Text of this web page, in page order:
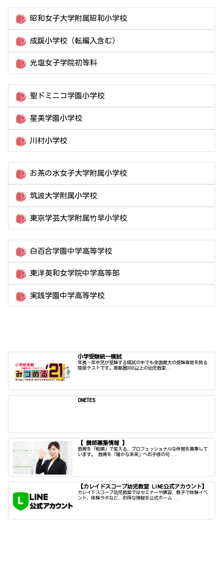
昭和女子大学附属昭和小学校
成蹊小学校（転編入含む）
光塩女子学院初等科
聖ドミニコ学園小学校
星美学園小学校
川村小学校
お茶の水女子大学附属小学校
筑波大学附属小学校
東京学芸大学附属竹早小学校
白百合学園中学高等学校
東洋英和女学院中学高等部
実践学園中学高等学校
小学受験統一模試
年長・年中児が受験する模試の中でも全国最大の受験者数を誇る
模擬テストです。首都圏300以上の幼児教室...
ONETES
【 講師募集情報 】
教育を「戦略」で変える、プロフェッショナルな仲間を募集して
います。 教育を「確かな未来」へお子様の可...
【カレイドスコープ幼児教室 LINE公式アカウント】
カレイドスコープ幼児教室ではセミナーや講習、親子で体験イベ
ント、体験ラボなど、お得な情報を公式ホーム...